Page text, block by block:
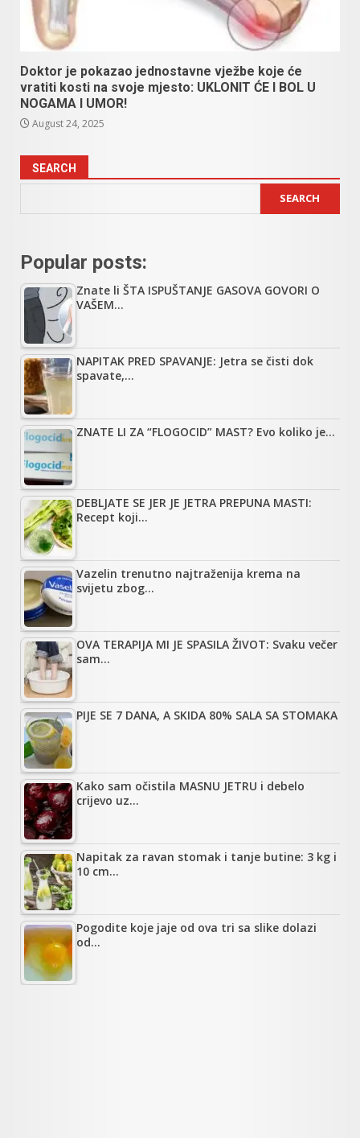
Doktor je pokazao jednostavne vježbe koje će
vratiti kosti na svoje mjesto: UKLONIT ĆE I BOL U
NOGAMA I UMOR!
August 24, 2025
SEARCH
SEARCH
Popular posts:
Znate li ŠTA ISPUŠTANJE GASOVA GOVORI O
VAŠEM…
NAPITAK PRED SPAVANJE: Jetra se čisti dok
spavate,…
ZNATE LI ZA “FLOGOCID” MAST? Evo koliko je…
DEBLJATE SE JER JE JETRA PREPUNA MASTI:
Recept koji…
Vazelin trenutno najtraženija krema na
svijetu zbog…
OVA TERAPIJA MI JE SPASILA ŽIVOT: Svaku večer
sam…
PIJE SE 7 DANA, A SKIDA 80% SALA SA STOMAKA
Kako sam očistila MASNU JETRU i debelo
crijevo uz…
Napitak za ravan stomak i tanje butine: 3 kg i
10 cm…
Pogodite koje jaje od ova tri sa slike dolazi
od…